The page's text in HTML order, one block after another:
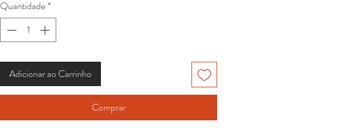
Quantidade*
Adicionar ao Carrinho
Comprar